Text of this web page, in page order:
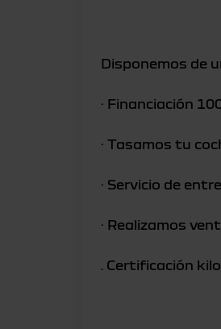
Disponemos de
· Financiación
· Tasamos tu
· Servicio de
· Realizamos
. Certificación